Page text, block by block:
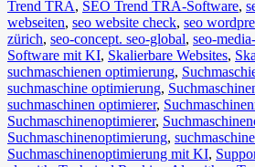
Trend TRA, SEO Trend TRA-Software,
webseiten, seo website check, seo
zürich, seo-concept. seo-global, seo-
Software mit KI, Skalierbare Websites,
suchmaschienen optimierung,
suchmaschine optimierung,
suchmaschinen optimierer,
Suchmaschinenoptimierer,
Suchmaschinenoptimierung,
Suchmaschinenoptimierung mit KI,